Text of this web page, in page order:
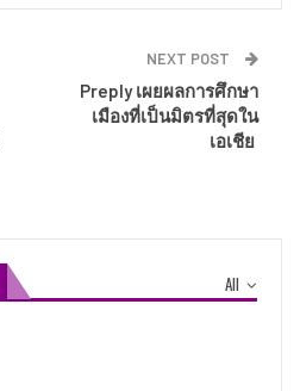
NEXT POST
Preply เผยผลการศึกษา
เมืองที่เป็นมิตรที่สุดใน
เอเชีย
All